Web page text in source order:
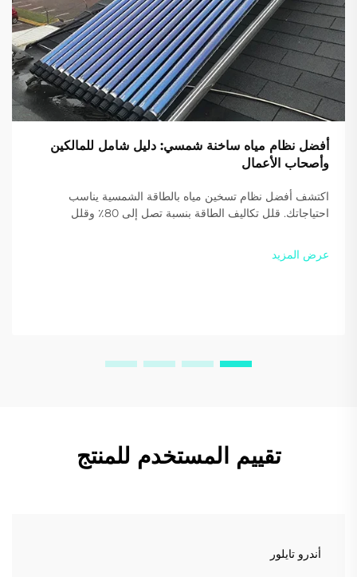
أفضل نظام مياه ساخنة شمسي: دليل شامل للمالكين
وأصحاب الأعمال
اكتشف أفضل نظام تسخين مياه بالطاقة الشمسية يناسب
احتياجاتك. قلل تكاليف الطاقة بنسبة تصل إلى 80٪ وقلل
عرض سعر مخصص اليوم.
عرض المزيد
تقييم المستخدم للمنتج
أندرو تايلور